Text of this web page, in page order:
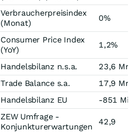
Verbraucherpreisindex
(Monat)
0%
Consumer Price Index
(YoY)
1,2%
Handelsbilanz n.s.a.
23,6
Trade Balance s.a.
17,9
Handelsbilanz EU -851
ZEW Umfrage -
Konjunkturerwartungen
42,9